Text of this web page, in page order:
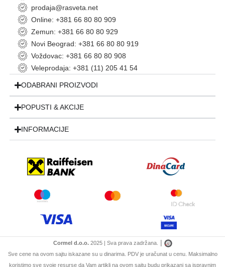
prodaja@rasveta.net
Online: +381 66 80 80 909
Zemun: +381 66 80 80 929
Novi Beograd: +381 66 80 80 919
Voždovac: +381 66 80 80 908
Veleprodaja: +381 (11) 205 41 54
ODABRANI PROIZVODI
POPUSTI & AKCIJE
INFORMACIJE
Cormel d.o.o.2025 | Sva prava zadržana. |
Sve cene na ovom sajtu iskazane su u dinarima. PDV je uračunat u cenu. Maksimalno
koristimo sve svoje resurse da Vam artikli na ovom sajtu budu prikazani sa ispravnim